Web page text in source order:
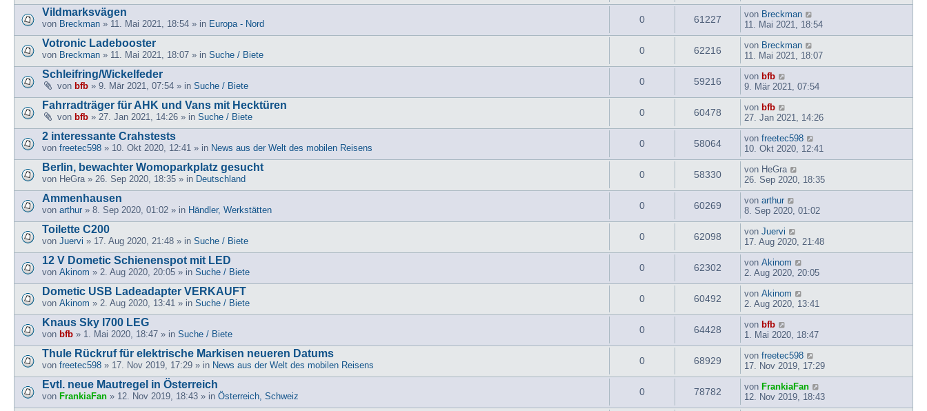
Vildmarksvägen
von Breckman » 11. Mai 2021, 18:54 » in Europa - Nord 0 61227 von Breckman
11. Mai 2021, 18:54
Votronic Ladebooster
von Breckman » 11. Mai 2021, 18:07 » in Suche / Biete 0 62216 von Breckman
11. Mai 2021, 18:07
Schleifring/Wickelfeder
von bfb » 9. Mär 2021, 07:54 » in Suche / Biete 0 59216 von bfb
9. Mär 2021, 07:54
Fahrradträger für AHK und Vans mit Hecktüren
von bfb » 27. Jan 2021, 14:26 » in Suche / Biete 0 60478 von bfb
27. Jan 2021, 14:26
2 interessante Crahstests
von freetec598 » 10. Okt 2020, 12:41 » in News aus der Welt des mobilen Reisens 0 58064 von freetec598
10. Okt 2020, 12:41
Berlin, bewachter Womoparkplatz gesucht
von HeGra» 26. Sep 2020, 18:35 » in Deutschland 0 58330 von HeGra
26. Sep 2020, 18:35
Ammenhausen
von arthur » 8. Sep 2020, 01:02 » in Händler, Werkstätten 0 60269 von arthur
8. Sep 2020, 01:02
Toilette C200
von Juervi » 17. Aug 2020, 21:48 » in Suche / Biete 0 62098 von Juervi
17. Aug 2020, 21:48
12 V Dometic Schienenspot mit LED
von Akinom » 2. Aug 2020, 20:05 » in Suche / Biete 0 62302 von Akinom
2. Aug 2020, 20:05
Dometic USB Ladeadapter VERKAUFT
von Akinom » 2. Aug 2020, 13:41 » in Suche / Biete 0 60492 von Akinom
2. Aug 2020, 13:41
Knaus Sky I700 LEG
von bfb » 1. Mai 2020, 18:47 » in Suche / Biete 0 64428 von bfb
1. Mai 2020, 18:47
Thule Rückruf für elektrische Markisen neueren Datums
von freetec598 » 17. Nov 2019, 17:29 » in News aus der Welt des mobilen Reisens 0 68929 von freetec598
17. Nov 2019, 17:29
Evtl. neue Mautregel in Österreich
von FrankiaFan » 12. Nov 2019, 18:43 » in Österreich, Schweiz 0 78782 von FrankiaFan
12. Nov 2019, 18:43